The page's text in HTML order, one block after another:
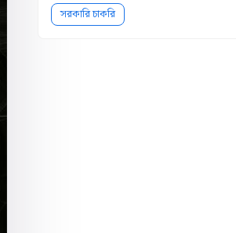
সরকারি চাকরি